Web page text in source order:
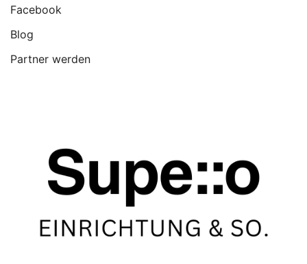
Facebook
Blog
Partner werden